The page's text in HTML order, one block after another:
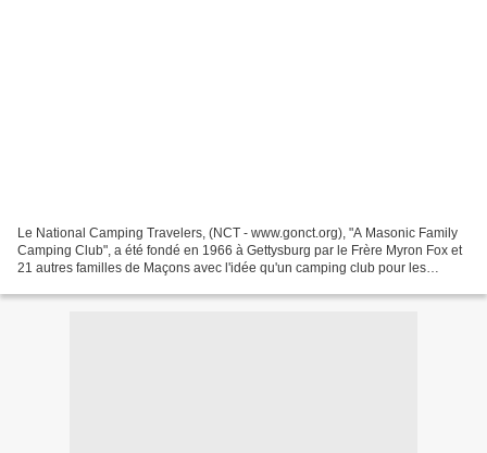
Le National Camping Travelers, (NCT - www.gonct.org), "A Masonic Family
Camping Club", a été fondé en 1966 à Gettysburg par le Frère Myron Fox et
21 autres familles de Maçons avec l'idée qu'un camping club pour les